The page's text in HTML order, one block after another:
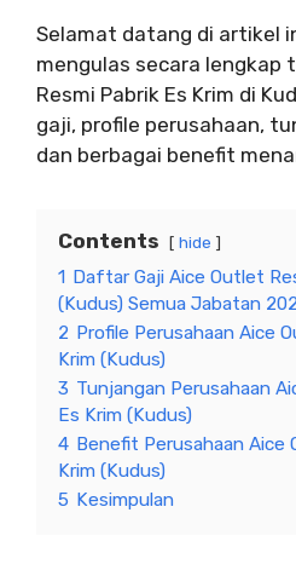
Selamat datang di artikel
mengulas secara lengkap
Resmi Pabrik Es Krim di
gaji, profile perusahaan,
dan berbagai benefit
Contents hide
1 Daftar Gaji Aice Outlet
(Kudus) Semua Jabatan
2 Profile Perusahaan Aice
Krim (Kudus)
3 Tunjangan Perusahaan
Es Krim (Kudus)
4 Benefit Perusahaan Aice
Krim (Kudus)
5 Kesimpulan